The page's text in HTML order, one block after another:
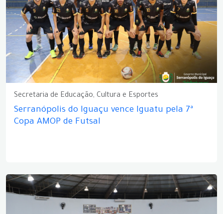
Secretaria de Educação, Cultura e Esportes
Serranópolis do Iguaçu vence Iguatu pela 7ª
Copa AMOP de Futsal